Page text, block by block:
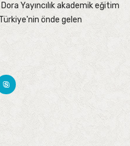
Yayıncılık akademik eğitim
önde gelen